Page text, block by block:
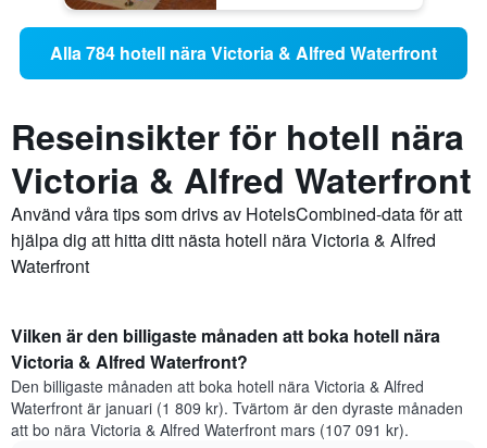
Alla 784 hotell nära Victoria & Alfred Waterfront
Reseinsikter för hotell nära
Victoria & Alfred Waterfront
Använd våra tips som drivs av HotelsCombined-data för att
hjälpa dig att hitta ditt nästa hotell nära Victoria & Alfred
Waterfront
Vilken är den billigaste månaden att boka hotell nära
Victoria & Alfred Waterfront?
Den billigaste månaden att boka hotell nära Victoria & Alfred
Waterfront är januari (1 809 kr). Tvärtom är den dyraste månaden
att bo nära Victoria & Alfred Waterfront mars (107 091 kr).